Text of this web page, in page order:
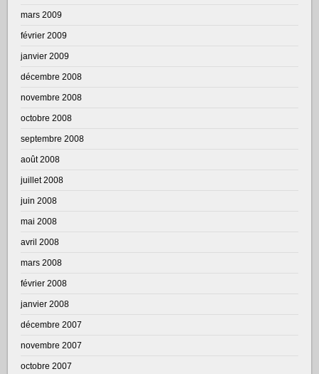
mars 2009
février 2009
janvier 2009
décembre 2008
novembre 2008
octobre 2008
septembre 2008
août 2008
juillet 2008
juin 2008
mai 2008
avril 2008
mars 2008
février 2008
janvier 2008
décembre 2007
novembre 2007
octobre 2007